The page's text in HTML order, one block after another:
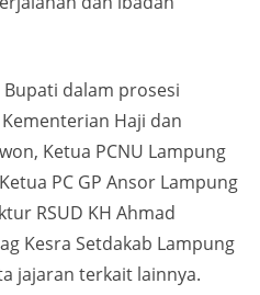
dalam prosesi
Haji dan
Ketua PCNU Lampung
PC GP Ansor Lampung
RSUD KH Ahmad
Kesra Setdakab Lampung
jajaran terkait lainnya.